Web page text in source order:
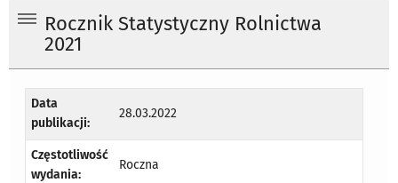
Rocznik Statystyczny Rolnictwa
2021
Data
publikacji:
28.03.2022
Częstotliwość
wydania:
Roczna